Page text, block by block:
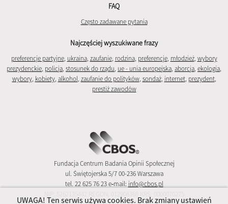
UWAGA! Ten serwis używa cookies. Brak zmiany ustawień
FAQ
Często zadawane pytania
Najczęściej wyszukiwane frazy
preferencje partyjne, ukraina, zaufanie, rodzina, preferencje, młodzież, wybory
prezydenckie, policja, stosunek do rządu, ue - unia europejska, aborcja, ekologia,
wybory, kobiety, alkohol, zaufanie do polityków, sondaż, internet, prezydent,
prestiż zawodów
Fundacja Centrum Badania Opinii Społecznej
ul. Świętojerska 5/7 00-236 Warszawa
tel. 22 625 76 23 e‑mail: info@cbos.pl